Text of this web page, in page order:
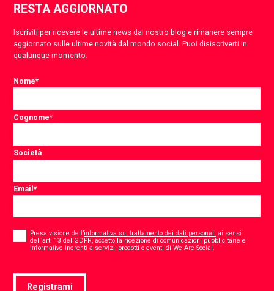
RESTA AGGIORNATO
Iscriviti per ricevere le ultime news dal nostro blog e rimanere sempre
aggiornato sulle ultime novità dal mondo social. Puoi disiscriverti in
qualunque momento.
Nome*
Cognome*
Società
Email*
Presa visione dell’informativa sul trattamento dei dati personali ai sensi
dell’art. 13 del GDPR, accetto la ricezione di comunicazioni pubblicitarie e
informative inerenti a servizi, prodotti o eventi di We Are Social.
Registrami